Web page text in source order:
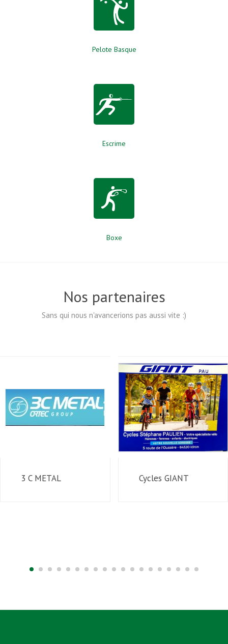
Pelote Basque
Escrime
Boxe
Nos partenaires
Sans qui nous n'avancerions pas aussi vite :)
3 C METAL Cycles GIANT